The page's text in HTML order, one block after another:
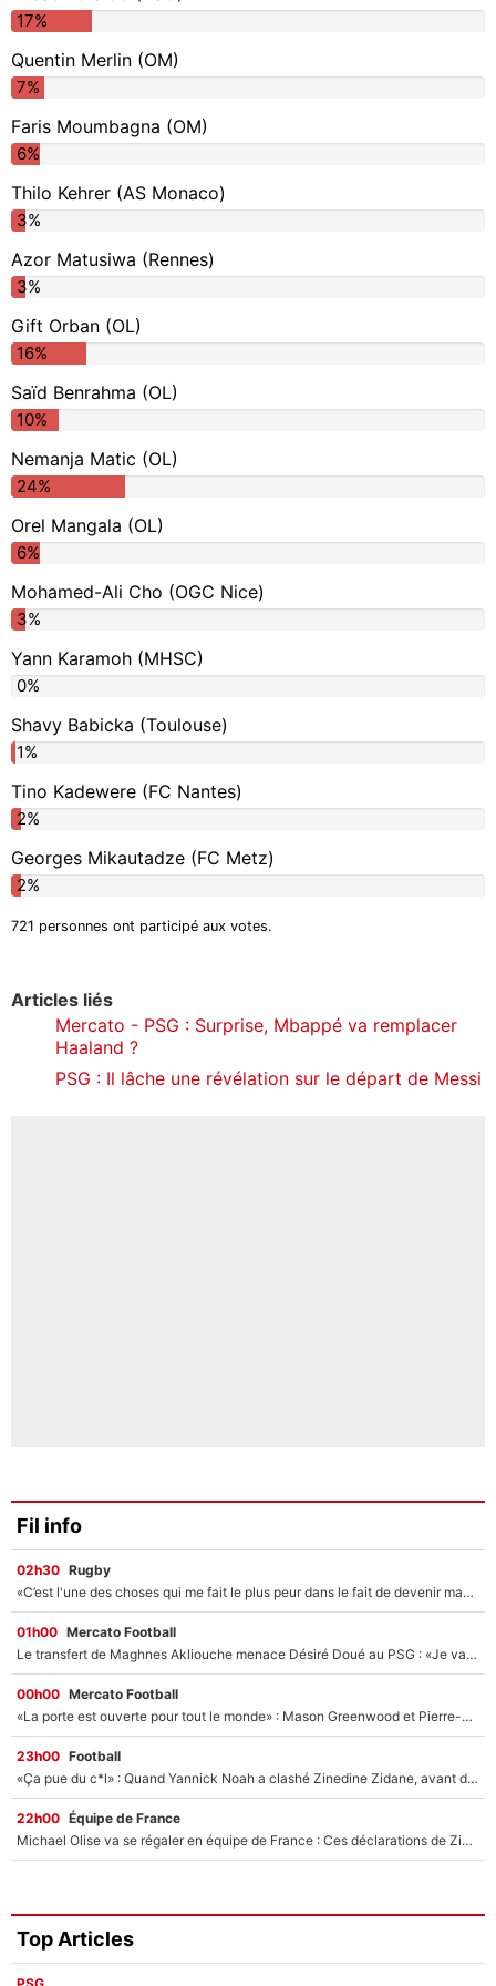
17%
Quentin Merlin (OM)
7%
Faris Moumbagna (OM)
6%
Thilo Kehrer (AS Monaco)
3%
Azor Matusiwa (Rennes)
3%
Gift Orban (OL)
16%
Saïd Benrahma (OL)
10%
Nemanja Matic (OL)
24%
Orel Mangala (OL)
6%
Mohamed-Ali Cho (OGC Nice)
3%
Yann Karamoh (MHSC)
0%
Shavy Babicka (Toulouse)
1%
Tino Kadewere (FC Nantes)
2%
Georges Mikautadze (FC Metz)
2%
721 personnes ont participé aux votes.
Articles liés
Mercato - PSG : Surprise, Mbappé va remplacer
Haaland ?
PSG : Il lâche une révélation sur le départ de Messi
Fil info
02h30 Rugby
«C’est l'une des choses qui me fait le plus peur dans le fait de devenir maman» : En couple avec Antoine Dupont, Iris Mittenaere s'inquiète déjà pour ses futurs enfants !
01h00 Mercato Football
Le transfert de Maghnes Akliouche menace Désiré Doué au PSG : «Je valide à 200%»
00h00 Mercato Football
«La porte est ouverte pour tout le monde» : Mason Greenwood et Pierre-Emerick Aubameyang ont quitté l'OM, Amine Gouiri balance sur la suite du mercato et sur la réaction du vestiaire !
23h00 Football
«Ça pue du c*l» : Quand Yannick Noah a clashé Zinedine Zidane, avant de se faire recadrer par le nouveau sélectionneur de l'équipe de France !
22h00 Équipe de France
Michael Olise va se régaler en équipe de France : Ces déclarations de Zinedine Zidane qui prouvent qu'il va tout miser sur la star du Bayern Munich !
Top Articles